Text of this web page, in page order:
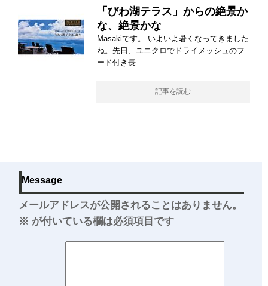
「びわ湖テラス」からの絶景か
な、絶景かな
Masakiです。 いよいよ暑くなってきました
ね。先日、ユニクロでドライメッシュのフ
ード付き長
記事を読む
Message
メールアドレスが公開されることはありません。
※ が付いている欄は必須項目です